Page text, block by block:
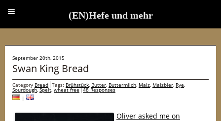
September 20th, 2015
Swan King Bread
Category Bread Tags: Brühstück, Butter, Buttermilch, Malz, Malzbier, Rye,
Sourdough,Spelt, wheat free 48 Responses
|
Oliver asked me on
(EN)Hefe und mehr
(EN)Hefe und mehr